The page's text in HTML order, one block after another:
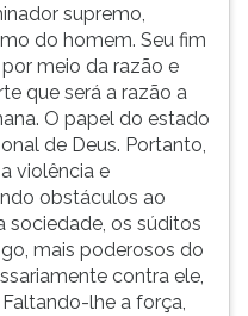
supremo,
do homem. Seu fim
meio da razão e
que será a razão a
O papel do estado
de Deus. Portanto,
violência e
obstáculos ao
sociedade, os súditos
mais poderosos do
contra ele,
lhe a força,